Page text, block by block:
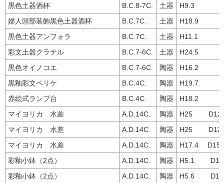
黒色土器酒杯
B.C.8-7C. 土器
H9.3
婦人頭部装飾黒色土器酒杯
B.C.7C. 土器
H18.9
黒色土器アンフォラ
B.C.7C. 土器
H11.1
彩文土器クラテル
B.C.7-6C. 土器
H24.5
黒色オイノコエ
B.C.7-6C. 陶器
H16.2
黒釉彩文ペリケ
B.C.4C. 陶器
H19.7
赤絵式ランプ台
B.C.4C. 陶器
H18.2
マイヨリカ 水差
A.D.14C. 陶器
H25
マイヨリカ 水差
A.D.14C. 陶器
H25
マイヨリカ 水差
A.D.14C. 陶器
H17.4
彩釉小鉢（2点）
A.D.14C. 陶器
H5.1 D14
彩釉小鉢（2点）
A.D.14C. 陶器
H5.6 D15